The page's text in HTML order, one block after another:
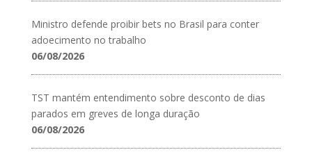
Ministro defende proibir bets no Brasil para conter
adoecimento no trabalho
06/08/2026
TST mantém entendimento sobre desconto de dias
parados em greves de longa duração
06/08/2026